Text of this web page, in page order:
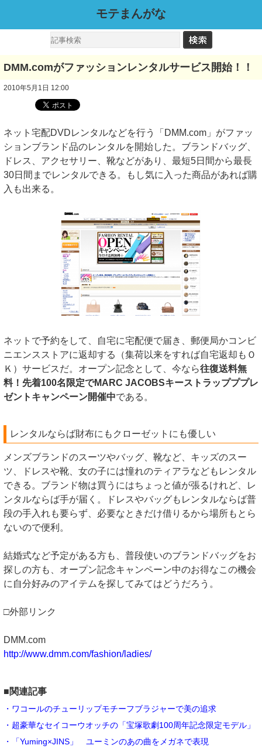
モテまんがな
DMM.comがファッションレンタルサービス開始！！
2010年5月1日 12:00
ネット宅配DVDレンタルなどを行う「DMM.com」がファッ
ションブランド品のレンタルを開始した。ブランドバッグ、
ドレス、アクセサリー、靴などがあり、最短5日間から最長
30日間までレンタルできる。もし気に入った商品があれば購
入も出来る。
ネットで予約をして、自宅に宅配便で届き、郵便局かコンビ
ニエンスストアに返却する（集荷以来をすれば自宅返却もＯ
Ｋ）サービスだ。オープン記念として、今なら往復送料無
料！先着100名限定でMARC JACOBSキーストラップププレ
ゼントキャンペーン開催中である。
レンタルならば財布にもクローゼットにも優しい
メンズブランドのスーツやバッグ、靴など、キッズのスー
ツ、ドレスや靴、女の子には憧れのティアラなどもレンタル
できる。ブランド物は買うにはちょっと値が張るけれど、レ
ンタルならば手が届く。ドレスやバッグもレンタルならば普
段の手入れも要らず、必要なときだけ借りるから場所もとら
ないので便利。
結婚式など予定がある方も、普段使いのブランドバッグをお
探しの方も、オープン記念キャンペーン中のお得なこの機会
に自分好みのアイテムを探してみてはどうだろう。
□外部リンク
DMM.com
http://www.dmm.com/fashion/ladies/
■関連記事
・ワコールのチューリップモチーフブラジャーで美の追求
・超豪華なセイコーウオッチの「宝塚歌劇100周年記念限定モデル」
・「Yuming×JINS」 ユーミンのあの曲をメガネで表現